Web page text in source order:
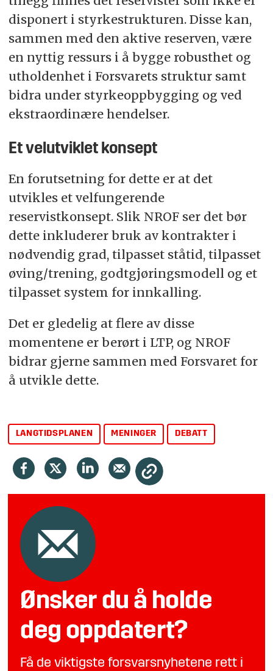
disponert i styrkestrukturen. Disse kan,
sammen med den aktive reserven, være
en nyttig ressurs i å bygge robusthet og
utholdenhet i Forsvarets struktur samt
bidra under styrkeoppbygging og ved
ekstraordinære hendelser.
Et velutviklet konsept
En forutsetning for dette er at det
utvikles et velfungerende
reservistkonsept. Slik NROF ser det bør
dette inkluderer bruk av kontrakter i
nødvendig grad, tilpasset ståtid, tilpasset
øving/trening, godtgjøringsmodell og et
tilpasset system for innkalling.
Det er gledelig at flere av disse
momentene er berørt i LTP, og NROF
bidrar gjerne sammen med Forsvaret for
å utvikle dette.
LANGTIDSPLANEN MENINGER DEBATT
Ønsker du å holde
deg oppdatert?
Få de viktigste forsvarsnyhetene rett i